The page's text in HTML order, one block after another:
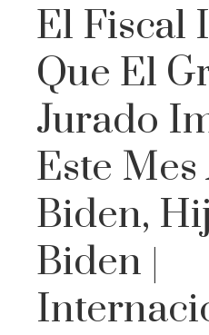
El Fiscal
Que El
Jurado
Este
Biden,
Biden |